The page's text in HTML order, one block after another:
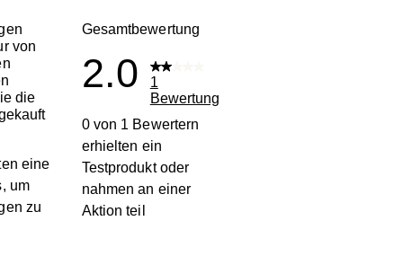
von
die
eine
um
zu
Gesamtbewertung
2.0
1
Bewertung
0 von 1 Bewertern
erhielten ein
Testprodukt oder
nahmen an einer
Aktion teil